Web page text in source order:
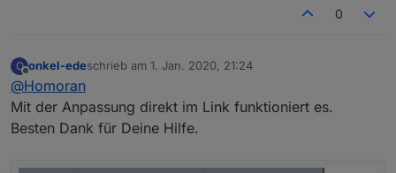
0
O
Offline
onkel-edeschrieb am 1. Jan. 2020, 21:24
zuletzt editiert von
@Homoran
Mit der Anpassung direkt im Link funktioniert es.
Besten Dank für Deine Hilfe.